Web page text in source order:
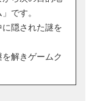
です。
隠された謎を
解きゲームク